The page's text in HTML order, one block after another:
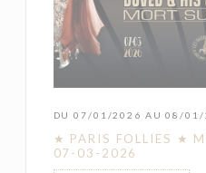
DU 07/01/2026 AU 08/01/
★ PARIS FOLLIES ★
07-03-2026